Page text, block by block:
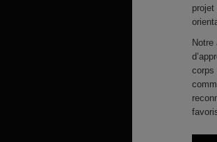
Notre
corps